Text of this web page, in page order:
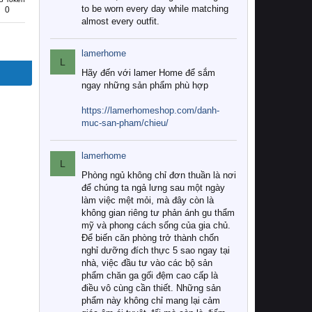
0
to be worn every day while matching
almost every outfit.
L
lamerhome
Hãy đến với lamer Home để sắm
ngay những sản phẩm phù hợp
https://lamerhomeshop.com/danh-
muc-san-pham/chieu/
L
lamerhome
Phòng ngủ không chỉ đơn thuần là nơi
để chúng ta ngả lưng sau một ngày
làm việc mệt mỏi, mà đây còn là
không gian riêng tư phản ánh gu thẩm
mỹ và phong cách sống của gia chủ.
Để biến căn phòng trở thành chốn
nghỉ dưỡng đích thực 5 sao ngay tại
nhà, việc đầu tư vào các bộ sản
phẩm chăn ga gối đệm cao cấp là
điều vô cùng cần thiết. Những sản
phẩm này không chỉ mang lại cảm